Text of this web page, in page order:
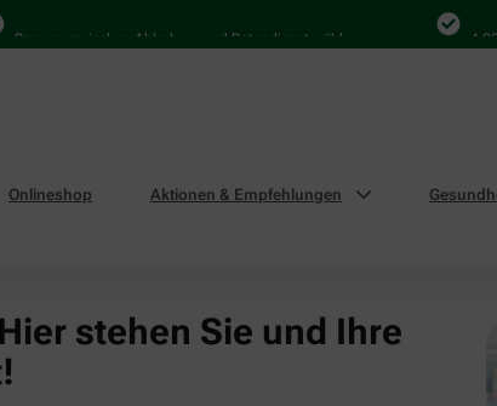
Bequem zwischen Abholung und Botendienst wählen
Onlineshop Aktionen & Empfehlungen
stehen Sie und Ihre